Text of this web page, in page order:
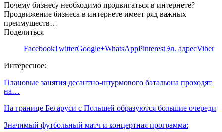
Почему бизнесу необходимо продвигаться в интернете?
Продвижение бизнеса в интернете имеет ряд важных
преимуществ…
Поделиться
FacebookTwitterGoogle+WhatsAppPinterestЭл. адресViber
Интересное:
Плановые занятия десантно-штурмового батальона проходят
на…
На границе Беларуси с Польшей образуются большие очереди
Значимый футбольный матч и концертная программа: